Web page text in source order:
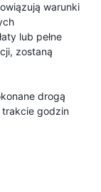
warunki
lub pełne
zostaną
drogą
godzin